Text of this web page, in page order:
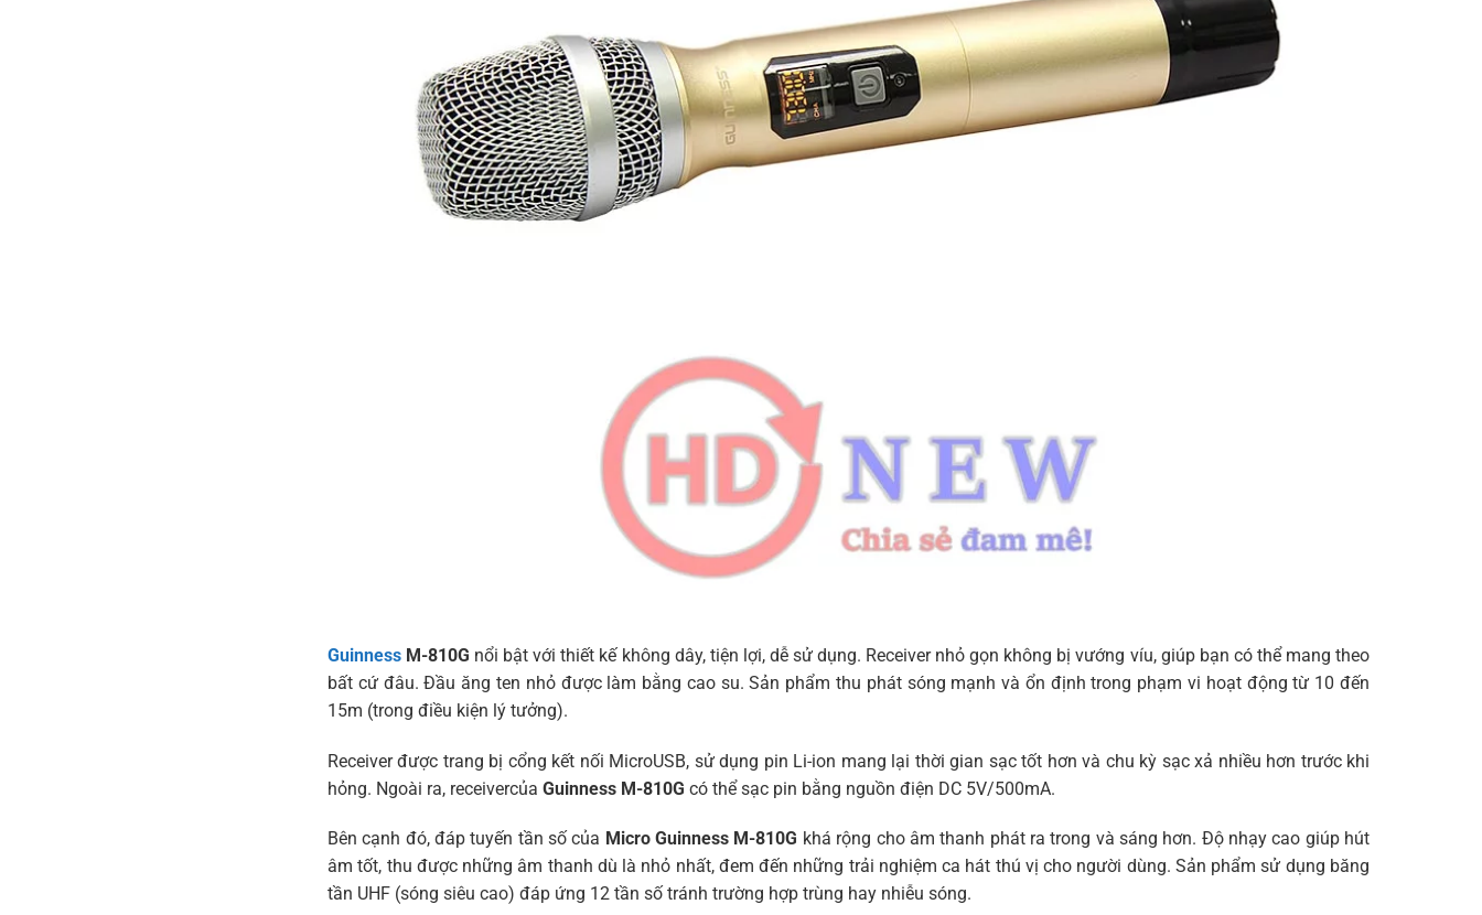
Guinness M-810G nổi bật với thiết kế không dây, tiện lợi, dễ sử dụng. Receiver nhỏ gọn không bị vướng víu, giúp bạn có thể mang theo
bất cứ đâu. Đầu ăng ten nhỏ được làm bằng cao su. Sản phẩm thu phát sóng mạnh và ổn định trong phạm vi hoạt động từ 10 đến
15m (trong điều kiện lý tưởng).
Receiver được trang bị cổng kết nối MicroUSB, sử dụng pin Li-ion mang lại thời gian sạc tốt hơn và chu kỳ sạc xả nhiều hơn trước khi
hỏng. Ngoài ra, receivercủa Guinness M-810G có thể sạc pin bằng nguồn điện DC 5V/500mA.
Bên cạnh đó, đáp tuyến tần số của Micro Guinness M-810G khá rộng cho âm thanh phát ra trong và sáng hơn. Độ nhạy cao giúp hút
âm tốt, thu được những âm thanh dù là nhỏ nhất, đem đến những trải nghiệm ca hát thú vị cho người dùng. Sản phẩm sử dụng băng
tần UHF (sóng siêu cao) đáp ứng 12 tần số tránh trường hợp trùng hay nhiễu sóng.